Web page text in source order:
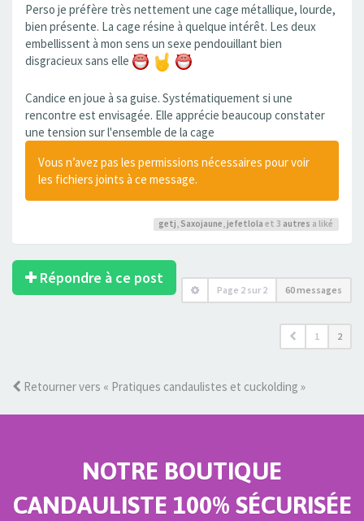
Perso je préfère très nettement une cage métallique, lourde,
bien présente. La cage résine à quelque intérêt. Les deux
embellissent à mon sens un sexe pendouillant bien
disgracieux sans elle
Candice en joue à sa guise. Systématiquement si une
rencontre est envisagée. Elle apprécie beaucoup constater
une tension sur l'ensemble de la cage
Vous n’avez pas les permissions nécessaires pour voir
les fichiers joints à ce message.
getj, Saxojaune, jefetlola et 3 autres a liké
Répondre à ce post
Page 2 sur 2 60 messages
1 2
Retourner vers « Pratiques candaulistes et cuckolding »
NOTRE BOUTIQUE
CANDAULISTE 100% SÉCURISÉE